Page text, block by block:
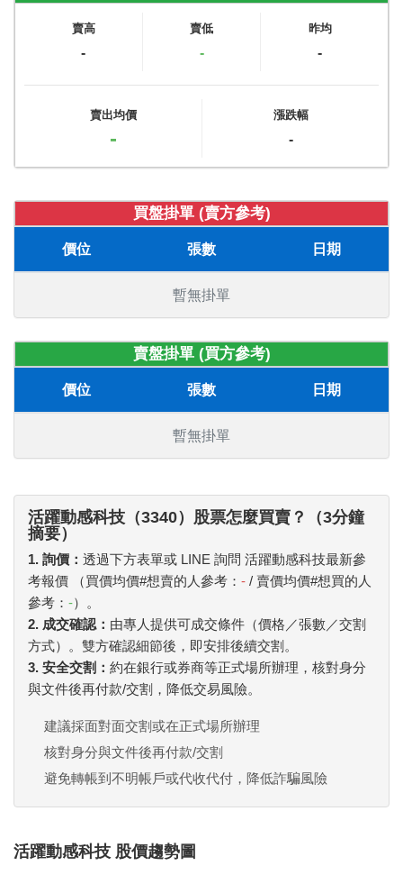
賣高
-
賣低
-
昨均
-
賣出均價
-
漲跌幅
-
買盤掛單 (賣方參考)
價位 張數 日期
暫無掛單
賣盤掛單 (買方參考)
價位 張數 日期
暫無掛單
活躍動感科技（3340）股票怎麼買賣？（3分鐘
摘要）
1. 詢價： 透過下方表單或 LINE 詢問 活躍動感科技最新參
考報價 （買價均價#想賣的人參考： - / 賣價均價#想買的人
參考： -）。
2. 成交確認： 由專人提供可成交條件（價格／張數／交割
方式）。雙方確認細節後，即安排後續交割。
3. 安全交割： 約在銀行或券商等正式場所辦理，核對身分
與文件後再付款/交割，降低交易風險。
建議採面對面交割或在正式場所辦理
核對身分與文件後再付款/交割
避免轉帳到不明帳戶或代收代付，降低詐騙風險
活躍動感科技 股價趨勢圖